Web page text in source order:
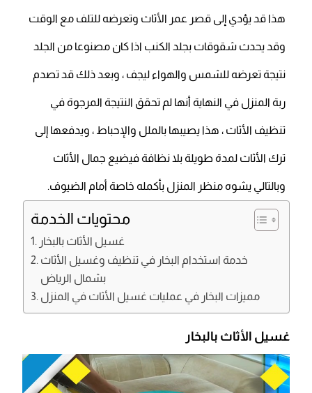
هذا قد يؤدي إلى قصر عمر الأثاث وتعرضه للتلف مع الوقت
وقد يحدث شقوقات بجلد الكنب اذا كان مصنوعا من الجلد
نتيجة تعرضه للشمس والهواء ليجف ، وبعد ذلك قد تصدم
ربة المنزل في النهاية أنها لم تحقق النتيجة المرجوة في
تنظيف الأثاث ، هذا يصيبها بالملل والإحباط ، ويدفعها إلى
ترك الأثاث لمدة طويلة بلا نظافة فيضيع جمال الأثاث
وبالتالي يشوه منظر المنزل بأكمله خاصة أمام الضيوف.
محتويات الخدمة
غسيل الأثاث بالبخار
خدمة استخدام البخار في تنظيف وغسيل الأثاث
بشمال الرياض
مميزات البخار في عمليات غسيل الأثاث في المنزل
غسيل الأثاث بالبخار